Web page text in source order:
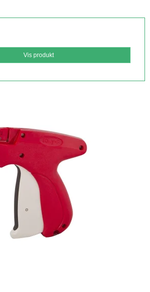
Vis produkt